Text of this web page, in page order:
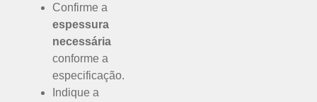
Confirme a
espessura
necessária
conforme a
especificação.
Indique a